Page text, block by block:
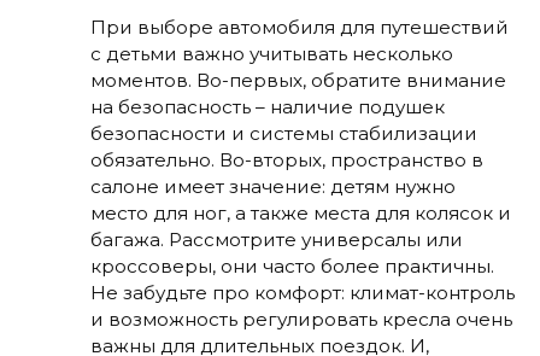
При выборе автомобиля для путешествий
с детьми важно учитывать несколько
моментов. Во-первых, обратите внимание
на безопасность – наличие подушек
безопасности и системы стабилизации
обязательно. Во-вторых, пространство в
салоне имеет значение: детям нужно
место для ног, а также места для колясок и
багажа. Рассмотрите универсалы или
кроссоверы, они часто более практичны.
Не забудьте про комфорт: климат-контроль
и возможность регулировать кресла очень
важны для длительных поездок. И,